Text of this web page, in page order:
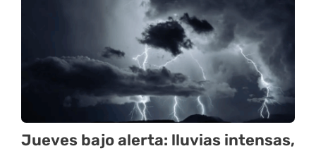
Jueves bajo alerta: lluvias intensas,